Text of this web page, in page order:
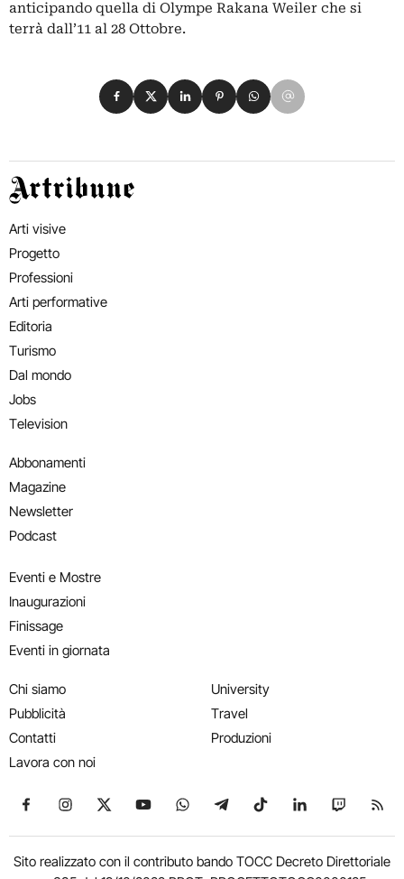
anticipando quella di Olympe Rakana Weiler che si
terrà dall’11 al 28 Ottobre.
Condividi su Facebook
Condividi su X
Condividi su LinkedIn
Condividi su Pinterest
Condividi su WhatsApp
Condividi su Email
Artribune
Arti visive
Progetto
Professioni
Arti performative
Editoria
Turismo
Dal mondo
Jobs
Television
Abbonamenti
Magazine
Newsletter
Podcast
Eventi e Mostre
Inaugurazioni
Finissage
Eventi in giornata
Chi siamo
Pubblicità
Contatti
Lavora con noi
University
Travel
Produzioni
Seguici su Facebook
Seguici su Instagram
Seguici su X
Seguici su YouTube
Seguici su WhatsApp
Seguici su Telegram
Seguici su TikTok
Seguici su
Seguici
Sito realizzato con il contributo bando TOCC Decreto Direttoriale